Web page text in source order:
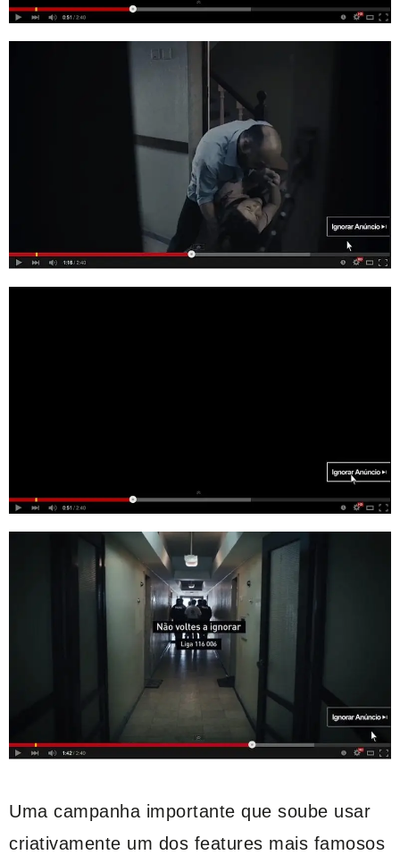
Uma campanha importante que soube usar
criativamente um dos features mais famosos